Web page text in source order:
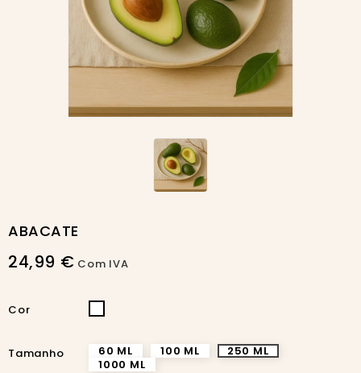
ABACATE
24,99 € Com IVA
Cor INCOLOR
Tamanho 60 ML 100 ML
250 ML
1000 ML